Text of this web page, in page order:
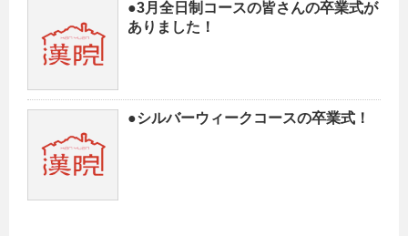
●3月全日制コースの皆さんの卒業式が
ありました！
●シルバーウィークコースの卒業式！